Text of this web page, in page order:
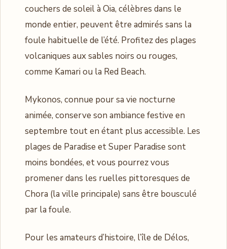
couchers de soleil à Oia, célèbres dans le
monde entier, peuvent être admirés sans la
foule habituelle de l’été. Profitez des plages
volcaniques aux sables noirs ou rouges,
comme Kamari ou la Red Beach.
Mykonos, connue pour sa vie nocturne
animée, conserve son ambiance festive en
septembre tout en étant plus accessible. Les
plages de Paradise et Super Paradise sont
moins bondées, et vous pourrez vous
promener dans les ruelles pittoresques de
Chora (la ville principale) sans être bousculé
par la foule.
Pour les amateurs d’histoire, l’île de Délos,